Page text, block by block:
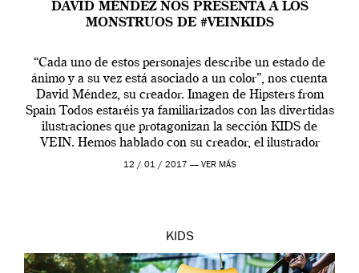
DAVID MÉNDEZ NOS PRESENTA A LOS
MONSTRUOS DE #VEINKIDS
“Cada uno de estos personajes describe un estado de
ánimo y a su vez está asociado a un color”, nos cuenta
David Méndez, su creador. Imagen de Hipsters from
Spain Todos estaréis ya familiarizados con las divertidas
ilustraciones que protagonizan la sección KIDS de
VEIN. Hemos hablado con su creador, el ilustrador
David Méndez, acerca […]
12 / 01 / 2017 — VER MÁS
KIDS